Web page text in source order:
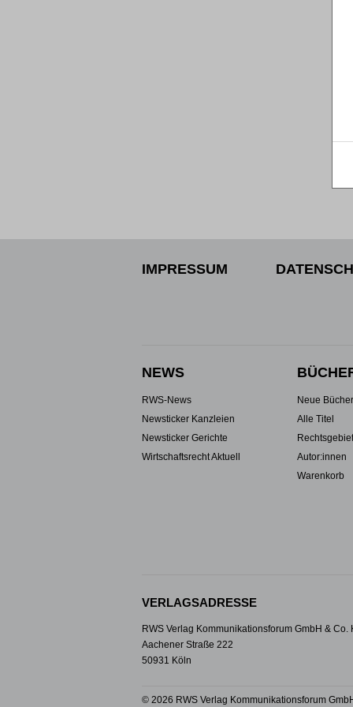
IMPRESSUM
NEWS
RWS-News
Newsticker Kanzleien
Newsticker Gerichte
Wirtschaftsrecht Aktuell
Neue Bücher
Alle Titel
Autor:innen
Warenkorb
VERLAGSADRESSE
RWS Verlag Kommunikationsforum GmbH & Co.
Aachener Straße 222
50931 Köln
© 2026 RWS Verlag Kommunikationsforum